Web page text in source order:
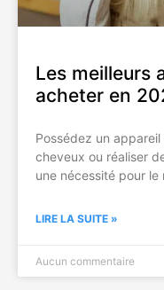
Les meilleurs
acheter en
Possédez un
cheveux ou réaliser
une nécessité pour
LIRE LA SUITE »
Aucun commentaire